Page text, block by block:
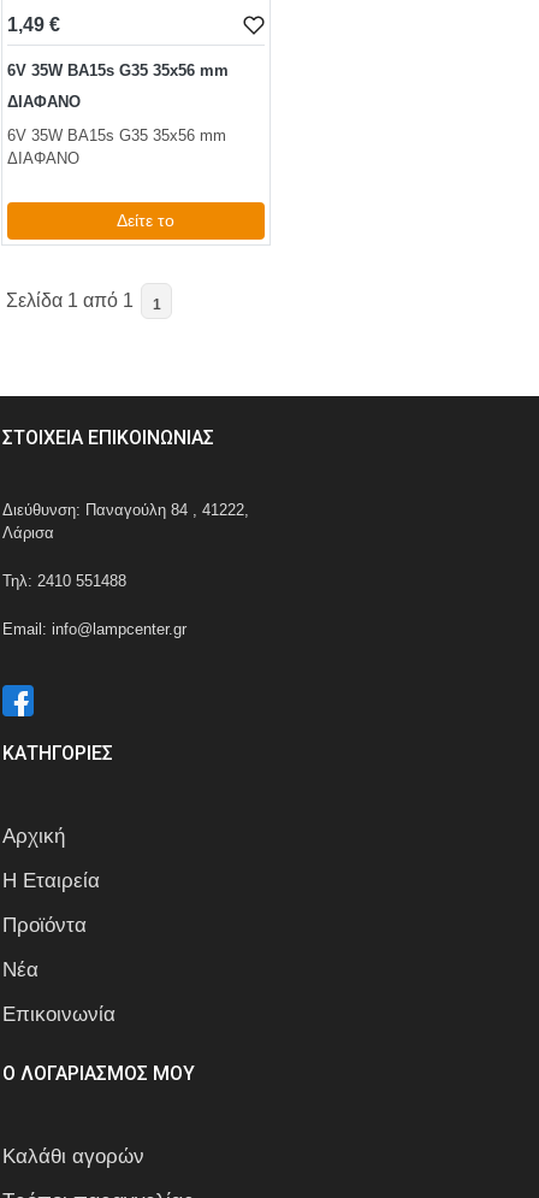
1,49 €
6V 35W BA15s G35 35x56 mm
ΔΙΑΦΑΝΟ
6V 35W BA15s G35 35x56 mm
ΔΙΑΦΑΝΟ
Δείτε το
Σελίδα 1 από 1
1
ΣΤΟΙΧΕΙΑ ΕΠΙΚΟΙΝΩΝΙΑΣ
Διεύθυνση: Παναγούλη 84 , 41222,
Λάρισα
Τηλ: 2410 551488
Email: info@lampcenter.gr
ΚΑΤΗΓΟΡΙΕΣ
Αρχική
Η Εταιρεία
Προϊόντα
Νέα
Επικοινωνία
Ο ΛΟΓΑΡΙΑΣΜΟΣ ΜΟΥ
Καλάθι αγορών